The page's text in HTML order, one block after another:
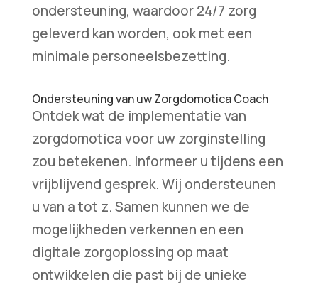
ondersteuning, waardoor 24/7 zorg
geleverd kan worden, ook met een
minimale personeelsbezetting.
Ondersteuning van uw Zorgdomotica Coach
Ontdek wat de implementatie van
zorgdomotica voor uw zorginstelling
zou betekenen. Informeer u tijdens een
vrijblijvend gesprek. Wij ondersteunen
u van a tot z. Samen kunnen we de
mogelijkheden verkennen en een
digitale zorgoplossing op maat
ontwikkelen die past bij de unieke